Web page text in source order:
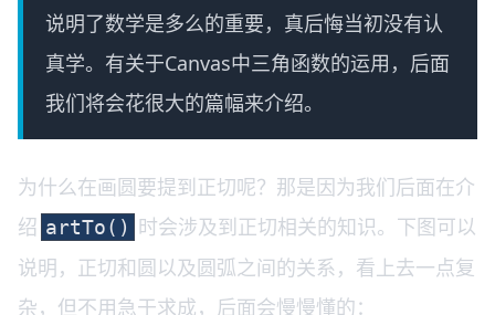
说明了数学是多么的重要，真后悔当初没有认
真学。有关于Canvas中三角函数的运用，后面
我们将会花很大的篇幅来介绍。
为什么在画圆要提到正切呢？那是因为我们后面在介
绍 artTo() 时会涉及到正切相关的知识。下图可以
说明，正切和圆以及圆弧之间的关系，看上去一点复
杂，但不用急于求成，后面会慢慢懂的：